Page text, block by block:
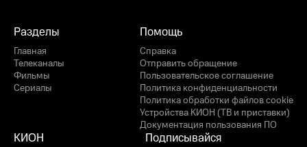
Разделы
Главная
Телеканалы
Фильмы
Сериалы
Помощь
Справка
Отправить обращение
Пользовательское соглашение
Политика конфиденциальности
Политика обработки файлов cookie
Устройства КИОН (ТВ и приставки)
Документация пользования ПО
КИОН Подписывайся